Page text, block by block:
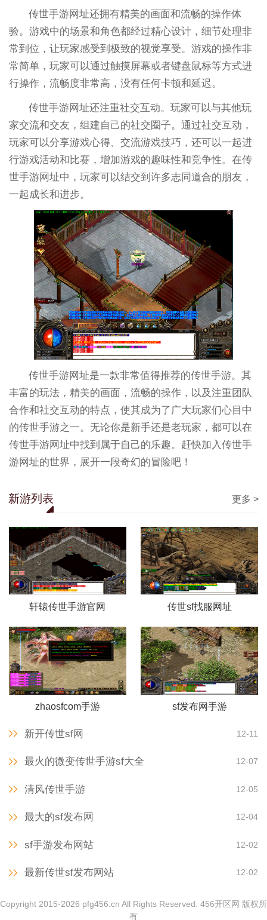
传世手游网址还拥有精美的画面和流畅的操作体
验。游戏中的场景和角色都经过精心设计，细节处理非
常到位，让玩家感受到极致的视觉享受。游戏的操作非
常简单，玩家可以通过触摸屏幕或者键盘鼠标等方式进
行操作，流畅度非常高，没有任何卡顿和延迟。
传世手游网址还注重社交互动。玩家可以与其他玩
家交流和交友，组建自己的社交圈子。通过社交互动，
玩家可以分享游戏心得、交流游戏技巧，还可以一起进
行游戏活动和比赛，增加游戏的趣味性和竞争性。在传
世手游网址中，玩家可以结交到许多志同道合的朋友，
一起成长和进步。
传世手游网址是一款非常值得推荐的传世手游。其
丰富的玩法，精美的画面，流畅的操作，以及注重团队
合作和社交互动的特点，使其成为了广大玩家们心目中
的传世手游之一。无论你是新手还是老玩家，都可以在
传世手游网址中找到属于自己的乐趣。赶快加入传世手
游网址的世界，展开一段奇幻的冒险吧！
新游列表 更多 >
轩辕传世手游官网 传世sf找服网址
zhaosfcom手游 sf发布网手游
新开传世sf网 12-11
最火的微变传世手游sf大全 12-07
清风传世手游 12-05
最大的sf发布网 12-04
sf手游发布网站 12-02
最新传世sf发布网站 12-02
Copyright 2015-2026 pfg456.cn All Rights Reserved. 456开区网 版权所
有